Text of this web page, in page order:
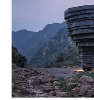
BOGOR
WN
DEPOK